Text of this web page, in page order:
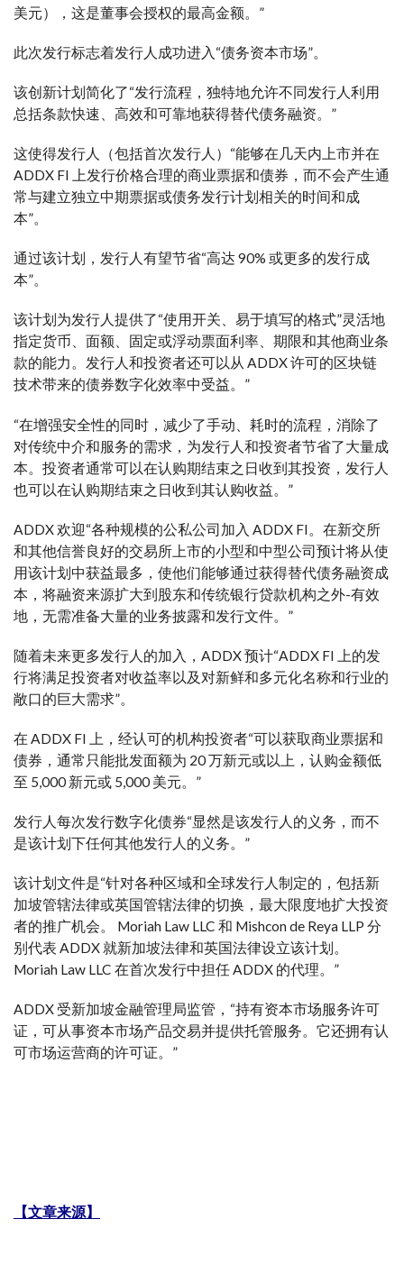
美元），这是董事会授权的最高金额。”
此次发行标志着发行人成功进入“债务资本市场”。
该创新计划简化了“发行流程，独特地允许不同发行人利用
总括条款快速、高效和可靠地获得替代债务融资。”
这使得发行人（包括首次发行人）“能够在几天内上市并在
ADDX FI 上发行价格合理的商业票据和债券，而不会产生通
常与建立独立中期票据或债务发行计划相关的时间和成
本”。
通过该计划，发行人有望节省“高达 90% 或更多的发行成
本”。
该计划为发行人提供了“使用开关、易于填写的格式”灵活地
指定货币、面额、固定或浮动票面利率、期限和其他商业条
款的能力。发行人和投资者还可以从 ADDX 许可的区块链
技术带来的债券数字化效率中受益。”
“在增强安全性的同时，减少了手动、耗时的流程，消除了
对传统中介和服务的需求，为发行人和投资者节省了大量成
本。投资者通常可以在认购期结束之日收到其投资，发行人
也可以在认购期结束之日收到其认购收益。”
ADDX 欢迎“各种规模的公私公司加入 ADDX FI。在新交所
和其他信誉良好的交易所上市的小型和中型公司预计将从使
用该计划中获益最多，使他们能够通过获得替代债务融资成
本，将融资来源扩大到股东和传统银行贷款机构之外-有效
地，无需准备大量的业务披露和发行文件。”
随着未来更多发行人的加入，ADDX 预计“ADDX FI 上的发
行将满足投资者对收益率以及对新鲜和多元化名称和行业的
敞口的巨大需求”。
在 ADDX FI 上，经认可的机构投资者“可以获取商业票据和
债券，通常只能批发面额为 20 万新元或以上，认购金额低
至 5,000 新元或 5,000 美元。”
发行人每次发行数字化债券“显然是该发行人的义务，而不
是该计划下任何其他发行人的义务。”
该计划文件是“针对各种区域和全球发行人制定的，包括新
加坡管辖法律或英国管辖法律的切换，最大限度地扩大投资
者的推广机会。 Moriah Law LLC 和 Mishcon de Reya LLP 分
别代表 ADDX 就新加坡法律和英国法律设立该计划。
Moriah Law LLC 在首次发行中担任 ADDX 的代理。”
ADDX 受新加坡金融管理局监管，“持有资本市场服务许可
证，可从事资本市场产品交易并提供托管服务。它还拥有认
可市场运营商的许可证。”
【文章来源】